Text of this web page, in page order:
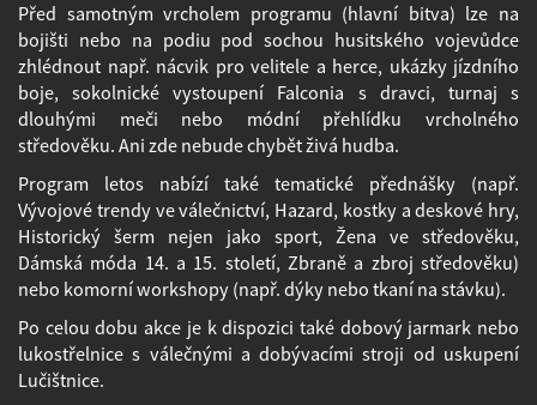
Před samotným vrcholem programu (hlavní bitva) lze na
bojišti nebo na podiu pod sochou husitského vojevůdce
zhlédnout např. nácvik pro velitele a herce, ukázky jízdního
boje, sokolnické vystoupení Falconia s dravci, turnaj s
dlouhými meči nebo módní přehlídku vrcholného
středověku. Ani zde nebude chybět živá hudba.
Program letos nabízí také tematické přednášky (např.
Vývojové trendy ve válečnictví, Hazard, kostky a deskové hry,
Historický šerm nejen jako sport, Žena ve středověku,
Dámská móda 14. a 15. století, Zbraně a zbroj středověku)
nebo komorní workshopy (např. dýky nebo tkaní na stávku).
Po celou dobu akce je k dispozici také dobový jarmark nebo
lukostřelnice s válečnými a dobývacími stroji od uskupení
Lučištnice.